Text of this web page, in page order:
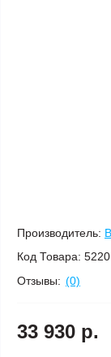
Производитель:
Код Товара: 5220
Отзывы: (0)
33 930 р.